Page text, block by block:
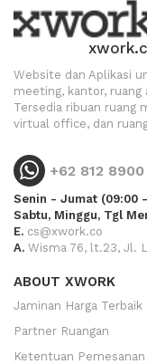
Website dan Aplikasi
meeting, kantor, ruang
Tersedia ribuan ruang
virtual office, dan
+62 812
Senin - Jumat (09:00
Sabtu, Minggu, Tgl
E. cs@xwork.co
A. Wisma 76, lt.23, Jl.
ABOUT XWORK
Jaminan Harga Terbaik
Partner Ruangan
Ketentuan Pemesanan